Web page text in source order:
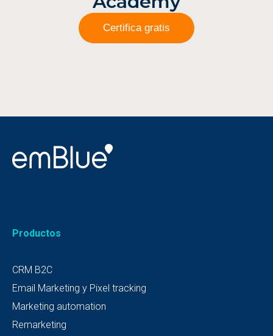
Certifica gratis
Productos
CRM B2C
Email Marketing y Pixel tracking
Marketing automation
Remarketing